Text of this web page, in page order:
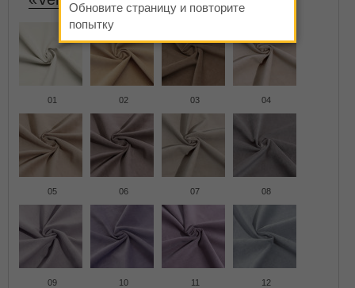
01 02 03 04
05 06 07 08
09 10 11 12
Обновите страницу и повторите
попытку